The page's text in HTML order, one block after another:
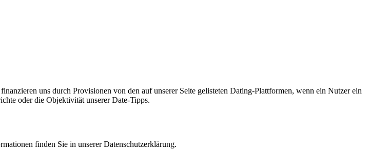
uns durch Provisionen von den auf unserer Seite gelisteten Dating-Plattformen, wenn ein Nutzer ein
oder die Objektivität unserer Date-Tipps.
finden Sie in unserer Datenschutzerklärung.